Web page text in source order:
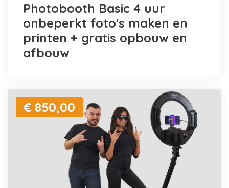
Photobooth Basic 4 uur
onbeperkt foto's maken en
printen + gratis opbouw en
afbouw
€ 850,00